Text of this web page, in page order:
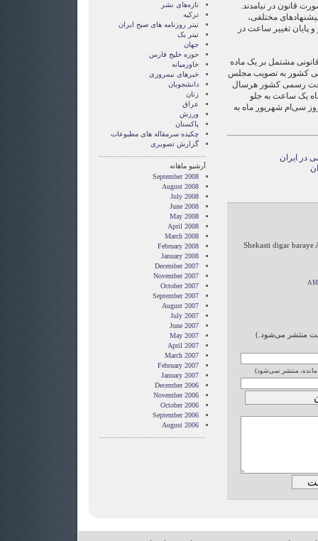
قانون در نیامدند.
مختلفی،
پایان تغییر ساعت در
نهایت، در روز ۳۱ مرداد ۱۳۸۶ قانونی مشتمل بر یک ماده
کشور به تصویب مجلس
رسمی کشور هرسال
ماه یک ساعت به جلو
می شود و در ساعت ۲۴ روز سی‌ام شهریور ماه به
در ایران
Shekasti digar baraye
منتشر می‌شود.)
مانده، منتشر نمی‌شود)
تازه‌های نشر
ترکیه
تیتر روزنامه های صبح ایران
تیتر یک
جهان
حوزه خلیج فارس
خاورمیانه
خبرهای نیمروزی
دانشجویان
زنان
عراق
ورزش
پاکستان
چکیده سرمقاله های مطبوعات
گزارش تصويری
آرشیو ماهانه
September 2008
August 2008
July 2008
June 2008
May 2008
April 2008
March 2008
February 2008
January 2008
December 2007
November 2007
October 2007
September 2007
August 2007
July 2007
June 2007
May 2007
April 2007
March 2007
February 2007
January 2007
December 2006
November 2006
October 2006
September 2006
August 2006